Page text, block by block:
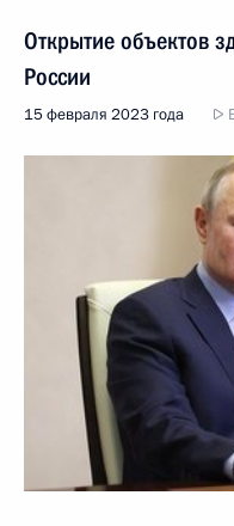
Открытие объектов
России
15 февраля 2023 года